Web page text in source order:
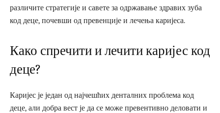
различите стратегије и савете за одржавање здравих зуба
код деце, почевши од превенције и лечења каријеса.
Како спречити и лечити каријес код
деце?
Каријес је један од најчешћих денталних проблема код
деце, али добра вест је да се може превентивно деловати и